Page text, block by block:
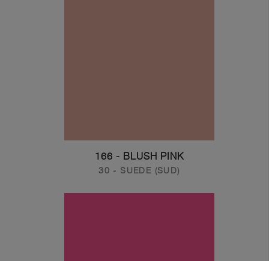
166 - BLUSH PINK
30 - SUEDE (SUD)